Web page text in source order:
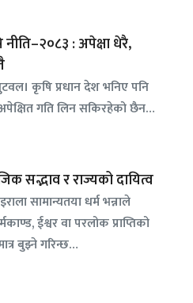
नीति–२०८३ : अपेक्षा धेरै,
कृषि प्रधान देश भनिए पनि
गति लिन सकिरहेको छैन…
सद्भाव र राज्यको दायित्व
सामान्यतया धर्म भन्नाले
ईश्वर वा परलोक प्राप्तिको
बुझ्ने गरिन्छ…